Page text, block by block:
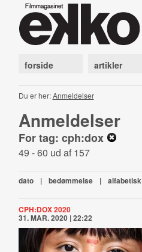
forside artikler
Du er her:Anmeldelser
Anmeldelser
For tag: cph:dox
49 - 60 ud af 157
dato | bedømmelse | alfabetisk
CPH:DOX 2020
31. MAR. 2020 | 22:22